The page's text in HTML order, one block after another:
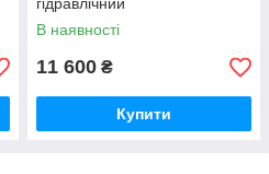
В наявності
11 600 ₴
Купити